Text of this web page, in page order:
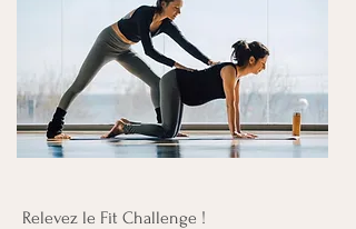
Relevez le Fit Challenge !